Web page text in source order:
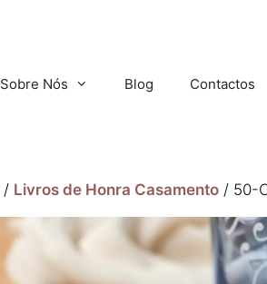
Sobre Nós Blog Contactos
/ Livros de Honra Casamento / 50-